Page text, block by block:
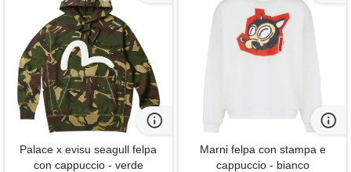
Palace x evisu seagull felpa
con cappuccio - verde
Marni felpa con stampa e
cappuccio - bianco